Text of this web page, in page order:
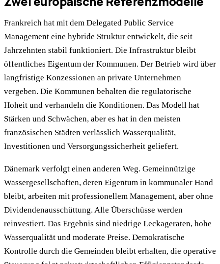
Frankreich hat mit dem Delegated Public Service
Management eine hybride Struktur entwickelt, die seit
Jahrzehnten stabil funktioniert. Die Infrastruktur bleibt
öffentliches Eigentum der Kommunen. Der Betrieb wird über
langfristige Konzessionen an private Unternehmen
vergeben. Die Kommunen behalten die regulatorische
Hoheit und verhandeln die Konditionen. Das Modell hat
Stärken und Schwächen, aber es hat in den meisten
französischen Städten verlässlich Wasserqualität,
Investitionen und Versorgungssicherheit geliefert.
Dänemark verfolgt einen anderen Weg. Gemeinnützige
Wassergesellschaften, deren Eigentum in kommunaler Hand
bleibt, arbeiten mit professionellem Management, aber ohne
Dividendenausschüttung. Alle Überschüsse werden
reinvestiert. Das Ergebnis sind niedrige Leckageraten, hohe
Wasserqualität und moderate Preise. Demokratische
Kontrolle durch die Gemeinden bleibt erhalten, die operative